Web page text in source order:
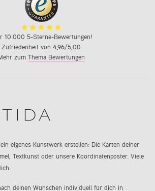
10.000 5-Sterne-Bewertungen!
Zufriedenheit von 4,96/5,00
zum Thema Bewertungen
eigenes Kunstwerk erstellen: Die Karten deiner
Textkunst oder unsere Koordinatenposter. Viele
deinen Wünschen individuell für dich in